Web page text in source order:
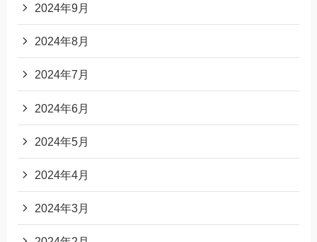
2024年9月
2024年8月
2024年7月
2024年6月
2024年5月
2024年4月
2024年3月